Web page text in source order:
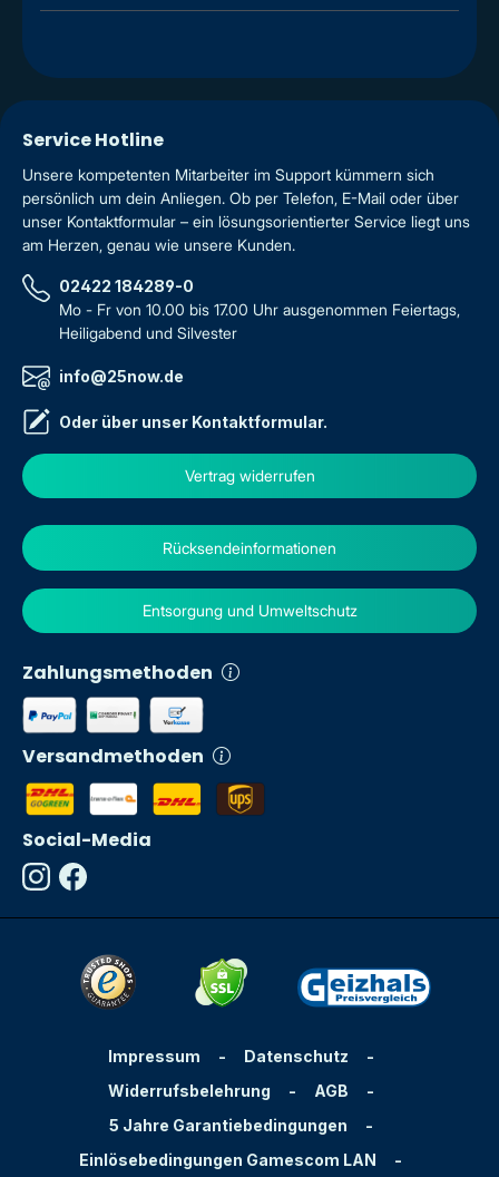
Service Hotline
Unsere kompetenten Mitarbeiter im Support kümmern sich
persönlich um dein Anliegen. Ob per Telefon, E-Mail oder über
unser Kontaktformular – ein lösungsorientierter Service liegt uns
am Herzen, genau wie unsere Kunden.
02422 184289-0
Mo - Fr von 10.00 bis 17.00 Uhr ausgenommen Feiertags,
Heiligabend und Silvester
info@25now.de
Oder über unser Kontaktformular.
Vertrag widerrufen
Zahlungsmethoden
Versandmethoden
Rücksendeinformationen
Entsorgung und Umweltschutz
Social-Media
Impressum - Datenschutz
-
Widerrufsbelehrung
- AGB
-
5 Jahre Garantiebedingungen
-
Einlösebedingungen Gamescom LAN
-